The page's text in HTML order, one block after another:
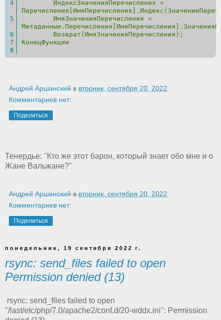
КонецФункции
Андрей Аршанский в вторник, сентября 20, 2022
Комментариев нет:
Поделиться
Тенердье: "Кто же этот барон, который знает обо мне и о
Жане Вальжане?"
Андрей Аршанский в вторник, сентября 20, 2022
Комментариев нет:
Поделиться
понедельник, 19 сентября 2022 г.
rsync: send_files failed to open
Permission denied (13)
rsync: send_files failed to open
"/last/etc/php/7.0/apache2/conf.d/20-wddx.ini": Permission